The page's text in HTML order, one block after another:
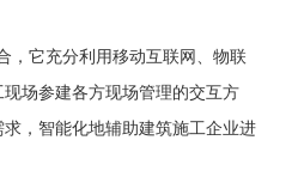
，它充分利用移动互联网、物联
场参建各方现场管理的交互方
，智能化地辅助建筑施工企业进